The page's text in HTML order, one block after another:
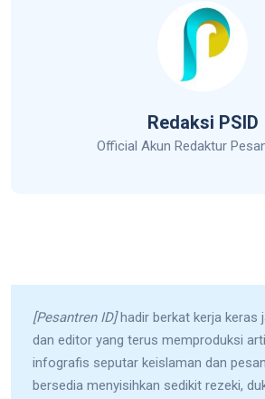
Redaksi PSID
Official Akun Redaktur
[Pesantren ID]hadir berkat kerja keras
dan editor yang terus memproduksi
infografis seputar keislaman dan
bersedia menyisihkan sedikit rezeki,